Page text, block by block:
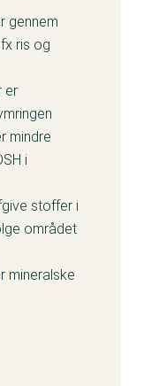
gennem
ris og
er
mindre
i
stoffer i
området
mineralske